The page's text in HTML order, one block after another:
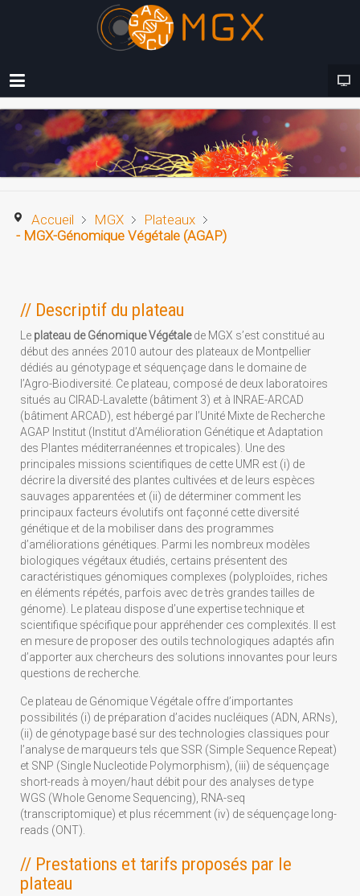
Accueil MGX
Plateaux
- MGX-Génomique Végétale (AGAP)
// Descriptif du plateau
Le plateau de Génomique Végétalede MGX s’est constitué au
début des années 2010 autour des plateaux de Montpellier
dédiés au génotypage et séquençage dans le domaine de
l’Agro-Biodiversité. Ce plateau, composé de deux laboratoires
situés au CIRAD-Lavalette (bâtiment 3) et à INRAE-ARCAD
(bâtiment ARCAD), est hébergé par l’Unité Mixte de Recherche
AGAP Institut (Institut d’Amélioration Génétique et Adaptation
des Plantes méditerranéennes et tropicales). Une des
principales missions scientifiques de cette UMR est (i) de
décrire la diversité des plantes cultivées et de leurs espèces
sauvages apparentées et (ii) de déterminer comment les
principaux facteurs évolutifs ont façonné cette diversité
génétique et de la mobiliser dans des programmes
d’améliorations génétiques. Parmi les nombreux modèles
biologiques végétaux étudiés, certains présentent des
caractéristiques génomiques complexes (polyploïdes, riches
en éléments répétés, parfois avec de très grandes tailles de
génome). Le plateau dispose d’une expertise technique et
scientifique spécifique pour appréhender ces complexités. Il est
en mesure de proposer des outils technologiques adaptés afin
d’apporter aux chercheurs des solutions innovantes pour leurs
questions de recherche.
Ce plateau de Génomique Végétale offre d’importantes
possibilités (i) de préparation d’acides nucléiques (ADN, ARNs),
(ii) de génotypage basé sur des technologies classiques pour
l’analyse de marqueurs tels que SSR (Simple Sequence Repeat)
et SNP (Single Nucleotide Polymorphism), (iii) de séquençage
short-reads à moyen/haut débit pour des analyses de type
WGS (Whole Genome Sequencing), RNA-seq
(transcriptomique) et plus récemment (iv) de séquençage long-
reads (ONT).
// Prestations et tarifs proposés par le
plateau